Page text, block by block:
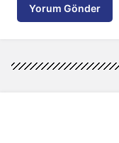
Yorum Gönder